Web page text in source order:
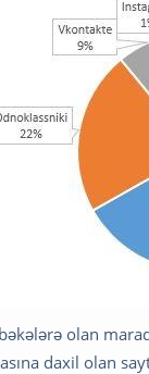
olan
daxil olan